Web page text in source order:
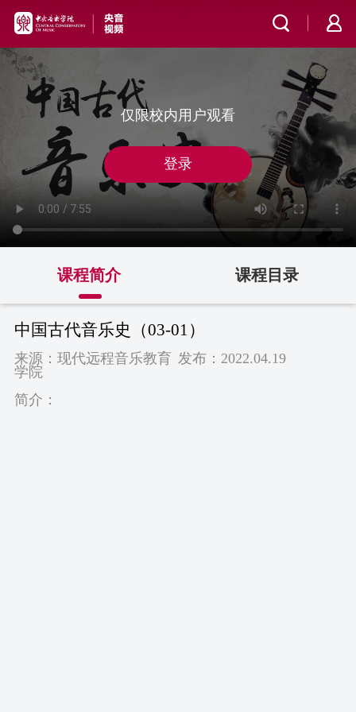
仅限校内用户观看
登录
课程简介 课程目录
中国古代音乐史（03-01）
来源：现代远程音乐教育
学院
发布：2022.04.19
简介：